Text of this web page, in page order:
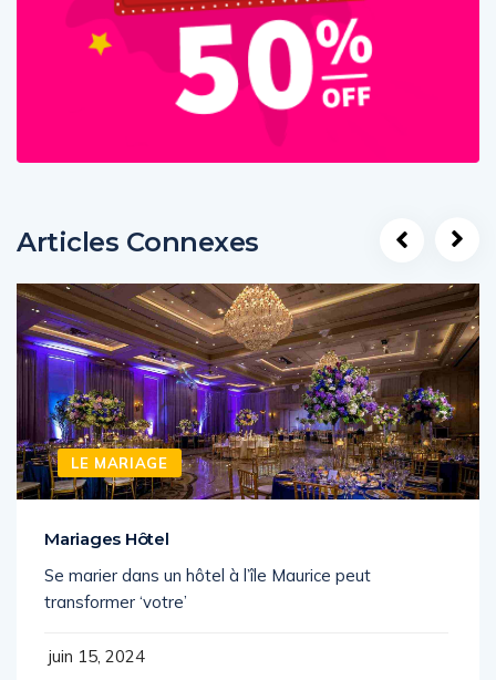
Articles Connexes
LE MARIAGE
Mariages Hôtel
Se marier dans un hôtel à l’île Maurice peut
transformer ‘votre’
juin 15, 2024